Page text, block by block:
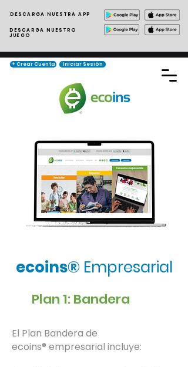
DESCARGA NUESTRA APP
DESCARGA NUESTRO
JUEGO
+ Crear Cuenta Iniciar Sesión
ecoins® Empresarial
Plan 1: Bandera
El Plan Bandera de
ecoins® empresarial incluye: